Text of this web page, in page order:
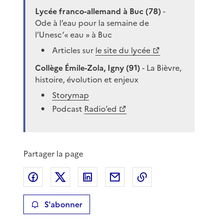
Lycée franco-allemand à Buc (78) -
Ode à l’eau pour la semaine de
l’Unesc’« eau » à Buc
Articles sur le site du lycée
Collège Émile-Zola, Igny (91) - La Bièvre,
histoire, évolution et enjeux
Storymap
Podcast Radio’ed
Partager la page
Partager sur Facebook
Partager sur XPartager sur LinkedIn
Partager par email
S'abonner